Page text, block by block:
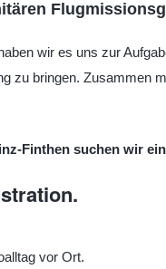
wir es uns zur
zu bringen. Zusammen
Finthen suchen wir
vor Ort.